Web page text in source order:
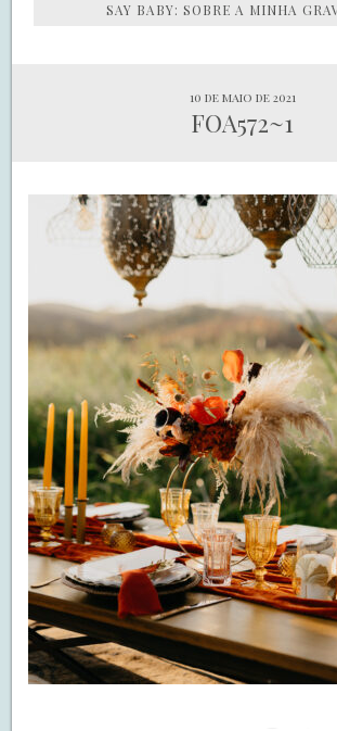
SAY BABY: SOBRE A MINHA
10 de maio de 2021
FOA572~1